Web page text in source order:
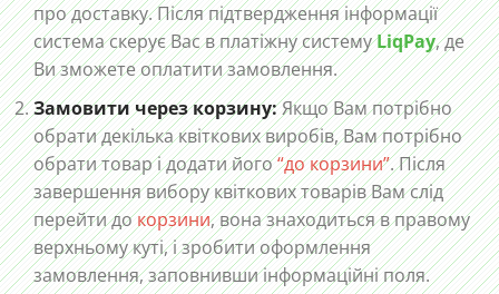
про доставку. Після підтвердження інформації
система скерує Вас в платіжну системуLiqPay, де
Ви зможете оплатити замовлення.
Замовити через корзину:Якщо Вам потрібно
обрати декілька квіткових виробів, Вам потрібно
обрати товар і додати його“до корзини”. Після
завершення вибору квіткових товарів Вам слід
перейти докорзини, вона знаходиться в правому
верхньому куті, і зробити оформлення
замовлення, заповнивши інформаційні поля.